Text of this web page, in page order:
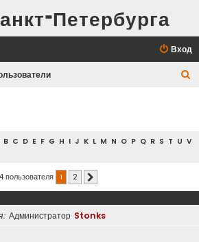
Петербурга
Вход
B C D E F G H I J K L M N O P Q R S T U V
пользователя 1 2
Администратор Stonks